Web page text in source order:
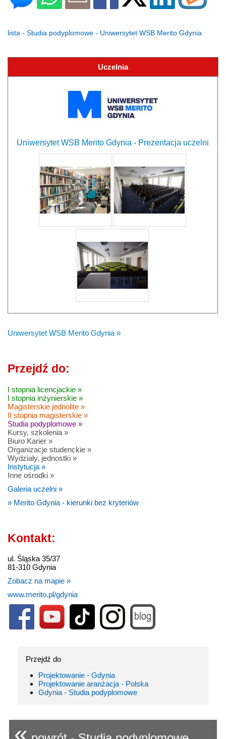
lista - Studia podyplomowe - Uniwersytet WSB Merito Gdynia
Uczelnia
Uniwersytet WSB Merito Gdynia - Prezentacja uczelni
Uniwersytet WSB Merito Gdynia »
Przejdź do:
I stopnia licencjackie »
I stopnia inżynierskie »
Magisterskie jednolite »
II stopnia magisterskie »
Studia podyplomowe »
Kursy, szkolenia »
Biuro Karier »
Organizacje studenckie »
Wydziały, jednostki »
Instytucja »
Inne ośrodki »
Galeria uczelni »
» Merito Gdynia - kierunki bez kryteriów
Kontakt:
ul. Śląska 35/37
81-310 Gdynia
Zobacz na mapie »
www.merito.pl/gdynia
Przejdź do
Projektowanie - Gdynia
Projektowanie aranżacja - Polska
Gdynia - Studia podyplomowe